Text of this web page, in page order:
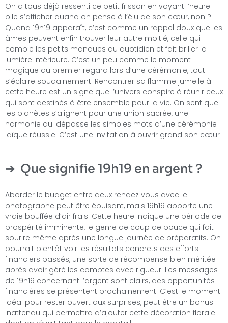
On a tous déjà ressenti ce petit frisson en voyant l’heure
pile s’afficher quand on pense à l’élu de son cœur, non ?
Quand 19h19 apparaît, c’est comme un rappel doux que les
âmes peuvent enfin trouver leur autre moitié, celle qui
comble les petits manques du quotidien et fait briller la
lumière intérieure. C’est un peu comme le moment
magique du premier regard lors d’une cérémonie, tout
s’éclaire soudainement. Rencontrer sa flamme jumelle à
cette heure est un signe que l’univers conspire à réunir ceux
qui sont destinés à être ensemble pour la vie. On sent que
les planètes s’alignent pour une union sacrée, une
harmonie qui dépasse les simples mots d’une cérémonie
laïque réussie. C’est une invitation à ouvrir grand son cœur
!
Que signifie 19h19 en argent ?
Aborder le budget entre deux rendez vous avec le
photographe peut être épuisant, mais 19h19 apporte une
vraie bouffée d’air frais. Cette heure indique une période de
prospérité imminente, le genre de coup de pouce qui fait
sourire même après une longue journée de préparatifs. On
pourrait bientôt voir les résultats concrets des efforts
financiers passés, une sorte de récompense bien méritée
après avoir géré les comptes avec rigueur. Les messages
de 19h19 concernant l’argent sont clairs, des opportunités
financières se présentent prochainement. C’est le moment
idéal pour rester ouvert aux surprises, peut être un bonus
inattendu qui permettra d’ajouter cette décoration florale